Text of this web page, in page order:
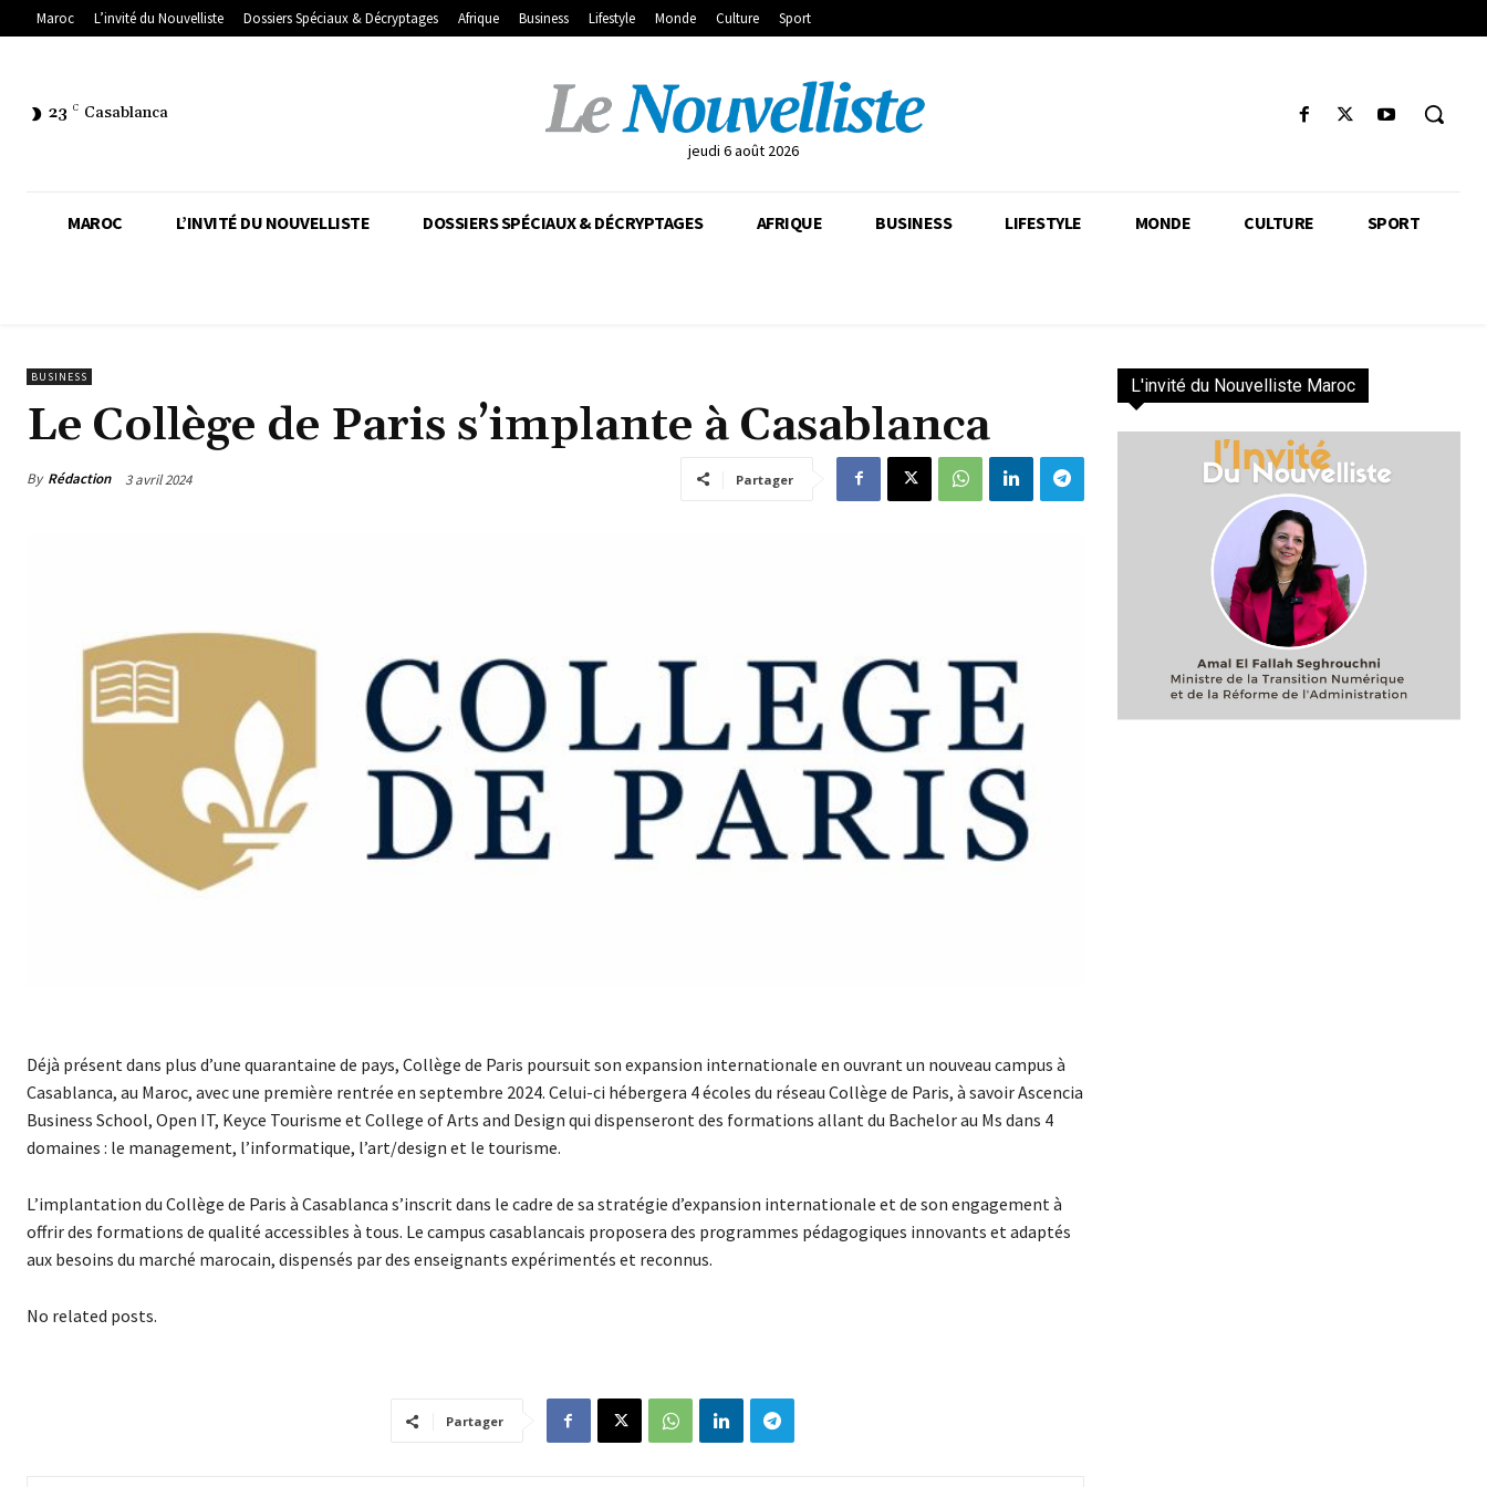
Maroc L’invité du Nouvelliste Dossiers Spéciaux & Décryptages Afrique Business Lifestyle Monde Culture Sport
23 C Casablanca
jeudi 6 août 2026
MAROC L’INVITÉ DU NOUVELLISTE DOSSIERS SPÉCIAUX & DÉCRYPTAGES AFRIQUE BUSINESS LIFESTYLE MONDE CULTURE SPORT
BUSINESS
Le Collège de Paris s’implante à Casablanca
By Rédaction 3 avril 2024 Partager
Déjà présent dans plus d’une quarantaine de pays, Collège de Paris poursuit son expansion internationale en ouvrant un nouveau campus à
Casablanca, au Maroc, avec une première rentrée en septembre 2024. Celui-ci hébergera 4 écoles du réseau Collège de Paris, à savoir Ascencia
Business School, Open IT, Keyce Tourisme et College of Arts and Design qui dispenseront des formations allant du Bachelor au Ms dans 4
domaines : le management, l’informatique, l’art/design et le tourisme.
L’implantation du Collège de Paris à Casablanca s’inscrit dans le cadre de sa stratégie d’expansion internationale et de son engagement à
offrir des formations de qualité accessibles à tous. Le campus casablancais proposera des programmes pédagogiques innovants et adaptés
aux besoins du marché marocain, dispensés par des enseignants expérimentés et reconnus.
No related posts.
Partager
L'invité du Nouvelliste Maroc